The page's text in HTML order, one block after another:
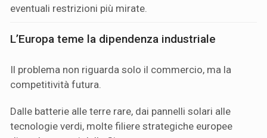
eventuali restrizioni più mirate.
L’Europa teme la dipendenza industriale
Il problema non riguarda solo il commercio, ma la
competitività futura.
Dalle batterie alle terre rare, dai pannelli solari alle
tecnologie verdi, molte filiere strategiche europee